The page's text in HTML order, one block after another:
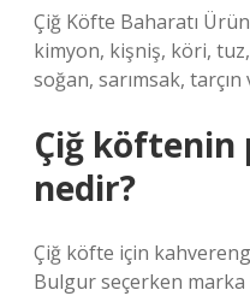
Çiğ Köfte Baharatı
kimyon, kişniş, köri,
soğan, sarımsak,
Çiğ köftenin
nedir?
Çiğ köfte için
Bulgur seçerken